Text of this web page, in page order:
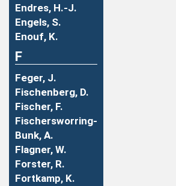
Endres, H.-J.
Engels, S.
Enouf, K.
F
Feger, J.
Fischenberg, D.
Fischer, F.
Fischersworring-
Bunk, A.
Flagner, W.
Forster, R.
Fortkamp, K.